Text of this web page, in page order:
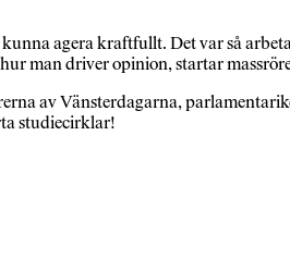
agera kraftfullt. Det var så
man driver opinion, startar
av Vänsterdagarna,
studiecirklar!